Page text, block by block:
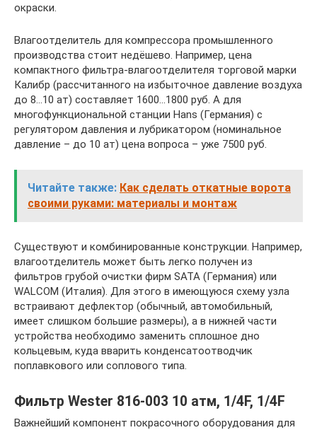
окраски.
Влагоотделитель для компрессора промышленного
производства стоит недёшево. Например, цена
компактного фильтра-влагоотделителя торговой марки
Калибр (рассчитанного на избыточное давление воздуха
до 8…10 ат) составляет 1600…1800 руб. А для
многофункциональной станции Hans (Германия) с
регулятором давления и лубрикатором (номинальное
давление – до 10 ат) цена вопроса – уже 7500 руб.
Читайте также: Как сделать откатные ворота
своими руками: материалы и монтаж
Существуют и комбинированные конструкции. Например,
влагоотделитель может быть легко получен из
фильтров грубой очистки фирм SATA (Германия) или
WALCOM (Италия). Для этого в имеющуюся схему узла
встраивают дефлектор (обычный, автомобильный,
имеет слишком большие размеры), а в нижней части
устройства необходимо заменить сплошное дно
кольцевым, куда вварить конденсатоотводчик
поплавкового или соплового типа.
Фильтр Wester 816-003 10 атм, 1/4F, 1/4F
Важнейший компонент покрасочного оборудования для